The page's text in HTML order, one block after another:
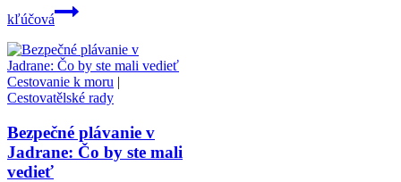
kľúčová
Cestovanie k moru |
Cestovatělské rady
Bezpečné plávanie v
Jadrane: Čo by ste mali
vedieť